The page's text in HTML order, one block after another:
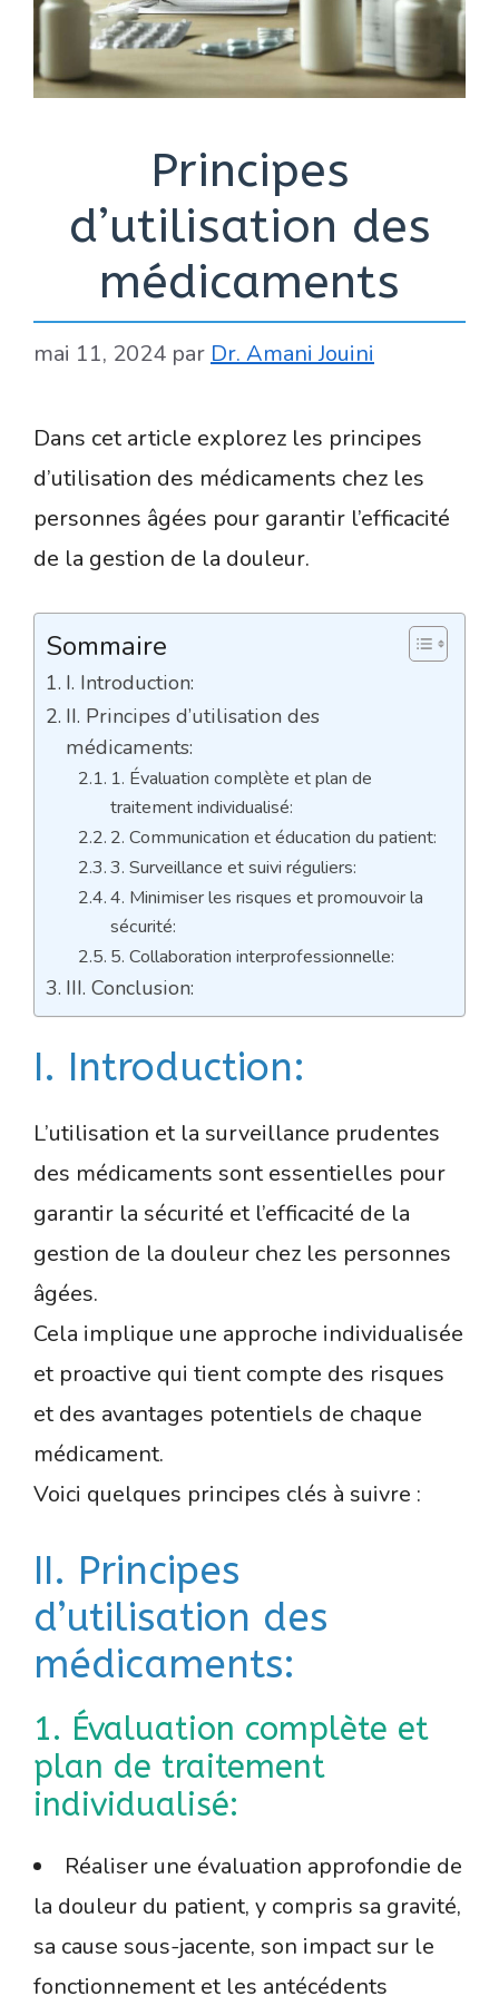
Principes
d’utilisation des
médicaments
mai 11, 2024 par Dr. Amani Jouini
Dans cet article explorez les principes
d’utilisation des médicaments chez les
personnes âgées pour garantir l’efficacité
de la gestion de la douleur.
Sommaire
I. Introduction:
II. Principes d’utilisation des
médicaments:
1. Évaluation complète et plan de
traitement individualisé:
2. Communication et éducation du patient:
3. Surveillance et suivi réguliers:
4. Minimiser les risques et promouvoir la
sécurité:
5. Collaboration interprofessionnelle:
III. Conclusion:
I. Introduction:
L’utilisation et la surveillance prudentes
des médicaments sont essentielles pour
garantir la sécurité et l’efficacité de la
gestion de la douleur chez les personnes
âgées.
Cela implique une approche individualisée
et proactive qui tient compte des risques
et des avantages potentiels de chaque
médicament.
Voici quelques principes clés à suivre :
II. Principes
d’utilisation des
médicaments:
1. Évaluation complète et
plan de traitement
individualisé:
Réaliser une évaluation approfondie de
la douleur du patient, y compris sa gravité,
sa cause sous-jacente, son impact sur le
fonctionnement et les antécédents